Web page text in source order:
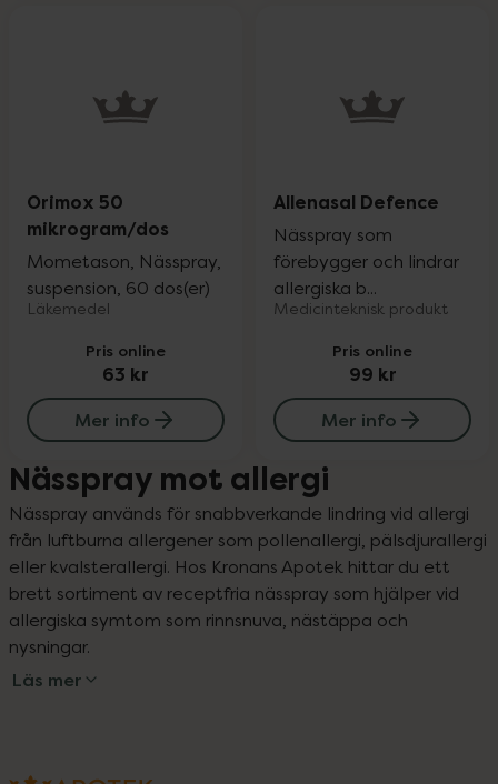
Orimox 50
mikrogram/dos
Mometason, Nässpray,
suspension, 60 dos(er)
Läkemedel
Pris online
63 kr
Mer info
Allenasal Defence
Nässpray som
förebygger och lindrar
allergiska b...
Medicinteknisk produkt
Pris online
99 kr
Mer info
Nässpray mot allergi
Nässpray används för snabbverkande lindring vid allergi
från luftburna allergener som pollenallergi, pälsdjurallergi
eller kvalsterallergi. Hos Kronans Apotek hittar du ett
brett sortiment av receptfria nässpray som hjälper vid
allergiska symtom som rinnsnuva, nästäppa och
nysningar.
Läs mer